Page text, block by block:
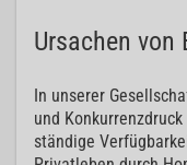
Ursachen von
In unserer
und
ständige